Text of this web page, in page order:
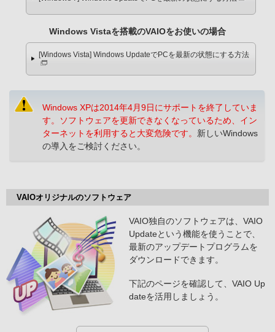
Windows Vistaを搭載のVAIOをお使いの場合
[Windows Vista] Windows UpdateでPCを最新の状態にする方法
Windows XPは2014年4月9日にサポートを終了していま
す。ソフトウェアを更新できなくなっているため、イン
ターネットを利用すると大変危険です。 新しいWindows
の導入をご検討ください。
VAIOオリジナルのソフトウェア
VAIO独自のソフトウェアは、VAIO
Updateという機能を使うことで、
最新のアップデートプログラムを
ダウンロードできます。
下記のページを確認して、VAIO Up
dateを活用しましょう。